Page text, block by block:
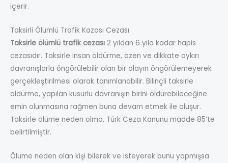
içerir.
Taksirli Ölümlü Trafik Kazası Cezası
Taksirle ölümlü trafik cezası 2 yıldan 6 yıla kadar hapis
cezasıdır. Taksirle insan öldürme, özen ve dikkate aykırı
davranışlarla öngörülebilir olan bir olayın öngörülemeyerek
gerçekleştirilmesi olarak tanımlanabilir. Bilinçli taksirle
öldürme, yapılan kusurlu davranışın birini öldürebileceğine
emin olunmasına rağmen buna devam etmek ile oluşur.
Taksirle ölüme neden olma, Türk Ceza Kanunu madde 85’te
belirtilmiştir.
Ölüme neden olan kişi bilerek ve isteyerek bunu yapmışsa